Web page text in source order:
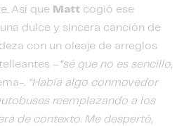
Así que Matt cogió ese
dulce y sincera canción de
con un oleaje de arreglos
–“sé que no es sencillo,
. “Había algo conmovedor
reemplazando a los
de contexto. Me despertó,